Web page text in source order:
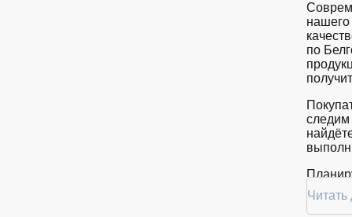
нашего
по
следим
Plus в
Читать